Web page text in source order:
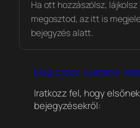
Ha ott hozzászólsz, lájkolsz
megosztod, az itt is
bejegyzés alatt.
blog crocs overland
Iratkozz fel, hogy
bejegyzésekről: